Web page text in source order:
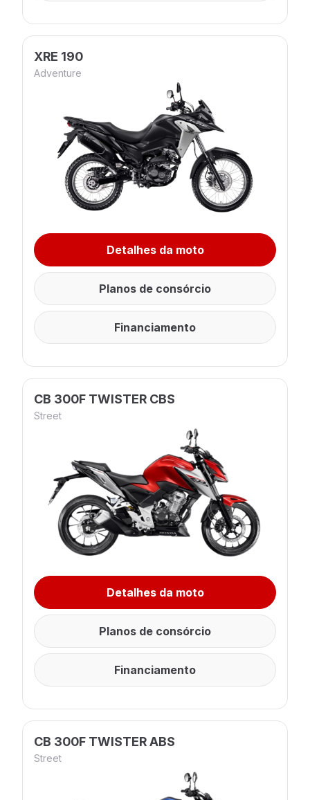
XRE 190
Adventure
Detalhes da moto
Planos de consórcio
Financiamento
CB 300F TWISTER CBS
Street
Detalhes da moto
Planos de consórcio
Financiamento
CB 300F TWISTER ABS
Street